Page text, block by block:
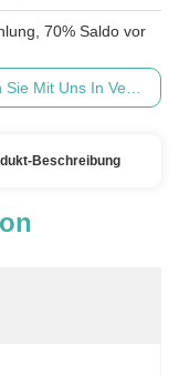
70% Saldo vor
Sie Mit Uns In
Beschreibung